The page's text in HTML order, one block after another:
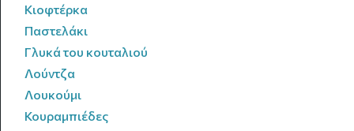
Κιοφτέρκα
Παστελάκι
Γλυκά του κουταλιού
Λούντζα
Λουκούμι
Κουραμπιέδες